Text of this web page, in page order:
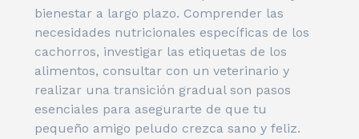
bienestar a largo plazo. Comprender las
necesidades nutricionales específicas de los
cachorros, investigar las etiquetas de los
alimentos, consultar con un veterinario y
realizar una transición gradual son pasos
esenciales para asegurarte de que tu
pequeño amigo peludo crezca sano y feliz.